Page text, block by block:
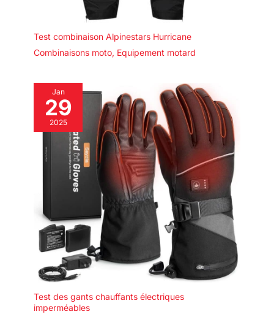
Test combinaison Alpinestars Hurricane
Combinaisons moto, Equipement motard
Jan
29
2025
Test des gants chauffants électriques
imperméables